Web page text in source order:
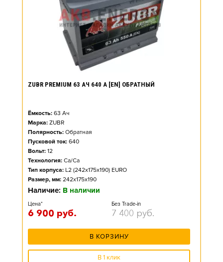
ZUBR PREMIUM 63 АЧ 640 А [EN] ОБРАТНЫЙ
Ёмкость: 63 Ач
Марка: ZUBR
Полярность: Обратная
Пусковой ток: 640
Вольт: 12
Технология: Ca/Ca
Тип корпуса: L2 (242x175x190) EURO
Размер, мм: 242x175x190
Наличие: В наличии
Цена*
6 900 руб.
Без Trade-in
7 400 руб.
В КОРЗИНУ
В 1 клик